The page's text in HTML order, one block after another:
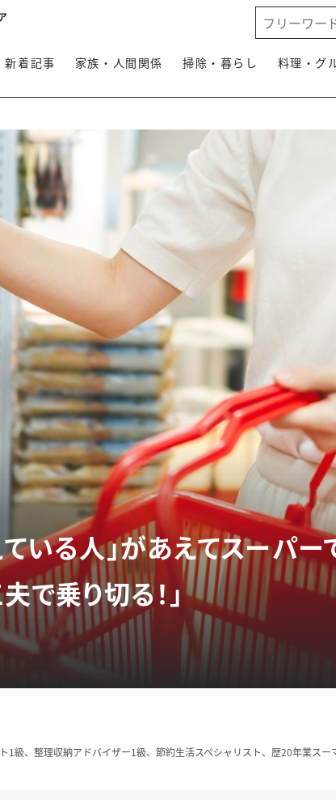
新着記事 家族・人間関係 掃除・暮らし 料理・グ
いる人」があえてスーパ
で乗り切る！」
1級、整理収納アドバイザー1級、節約生活スペシャリスト、歴20年業スー